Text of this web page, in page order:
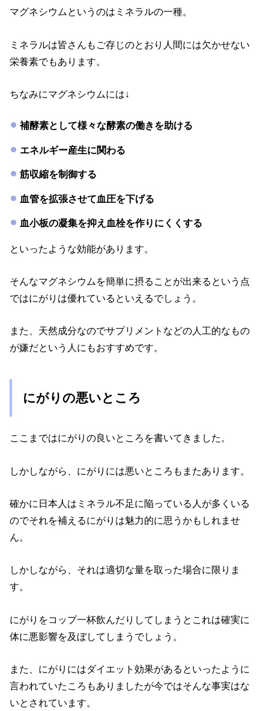
マグネシウムというのはミネラルの一種。
ミネラルは皆さんもご存じのとおり人間には欠かせない
栄養素でもあります。
ちなみにマグネシウムには↓
補酵素として様々な酵素の働きを助ける
エネルギー産生に関わる
筋収縮を制御する
血管を拡張させて血圧を下げる
血小板の凝集を抑え血栓を作りにくくする
といったような効能があります。
そんなマグネシウムを簡単に摂ることが出来るという点
ではにがりは優れているといえるでしょう。
また、天然成分なのでサプリメントなどの人工的なもの
が嫌だという人にもおすすめです。
にがりの悪いところ
ここまではにがりの良いところを書いてきました。
しかしながら、にがりには悪いところもまたあります。
確かに日本人はミネラル不足に陥っている人が多くいる
のでそれを補えるにがりは魅力的に思うかもしれませ
ん。
しかしながら、それは適切な量を取った場合に限りま
す。
にがりをコップ一杯飲んだりしてしまうとこれは確実に
体に悪影響を及ぼしてしまうでしょう。
また、にがりにはダイエット効果があるといったように
言われていたころもありましたが今ではそんな事実はな
いとされています。